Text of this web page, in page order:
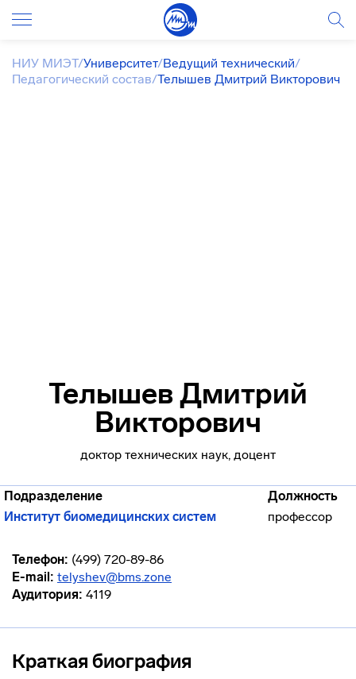
НИУ МИЭТ/Университет/Ведущий технический/
Педагогический состав/Телышев Дмитрий Викторович
Телышев Дмитрий
Викторович
доктор технических наук, доцент
Подразделение
Должность
Институт биомедицинских систем
профессор
Телефон: (499) 720-89-86
E-mail: telyshev@bms.zone
Аудитория: 4119
Краткая биография